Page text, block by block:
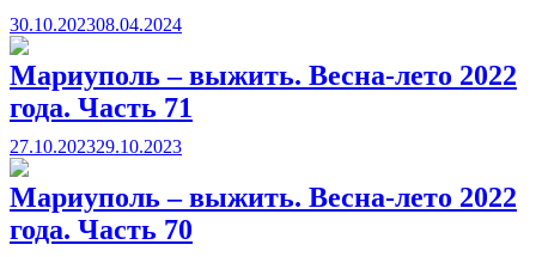
30.10.202308.04.2024
Мариуполь – выжить. Весна-лето 2022
года. Часть 71
27.10.202329.10.2023
Мариуполь – выжить. Весна-лето 2022
года. Часть 70